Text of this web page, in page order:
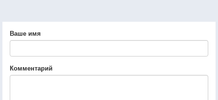
Ваше имя
Комментарий